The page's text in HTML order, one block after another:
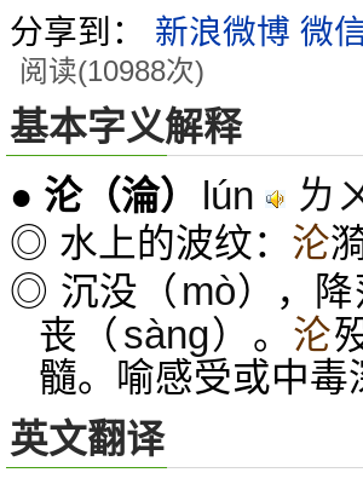
分享到： 新浪微博 微
阅读(10988次)
基本字义解释
● 沦（淪） lún ㄌ
◎ 水上的波纹： 沦
◎ 沉没（ mò），降
丧（ sàng）。 沦
髓。喻感受或中毒
英文翻译